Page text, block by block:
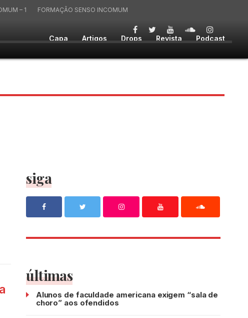
Capa Artigos Drops Revista Podcast
– 1 FORMAÇÃO SENSO INCOMUM
siga
últimas
Alunos de faculdade americana exigem “sala de
choro” aos ofendidos